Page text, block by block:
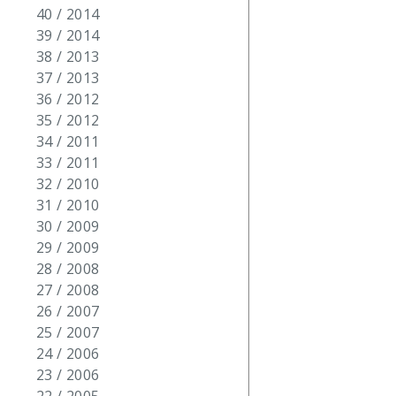
40 / 2014
39 / 2014
38 / 2013
37 / 2013
36 / 2012
35 / 2012
34 / 2011
33 / 2011
32 / 2010
31 / 2010
30 / 2009
29 / 2009
28 / 2008
27 / 2008
26 / 2007
25 / 2007
24 / 2006
23 / 2006